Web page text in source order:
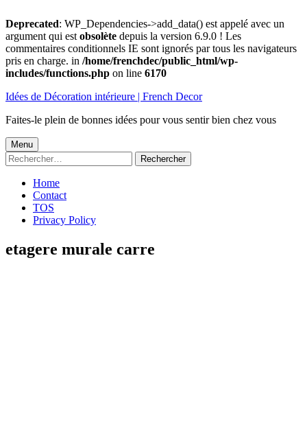
Deprecated: WP_Dependencies->add_data() est appelé avec un
argument qui est obsolète depuis la version 6.9.0 ! Les
commentaires conditionnels IE sont ignorés par tous les navigateurs
pris en charge. in /home/frenchdec/public_html/wp-
includes/functions.php on line 6170
au
Idées de Décoration intérieure | French Decor
Faites-le plein de bonnes idées pour vous sentir bien chez vous
Menu
principal
Menu
Rechercher :
Home
Contact
TOS
Privacy Policy
etagere murale carre